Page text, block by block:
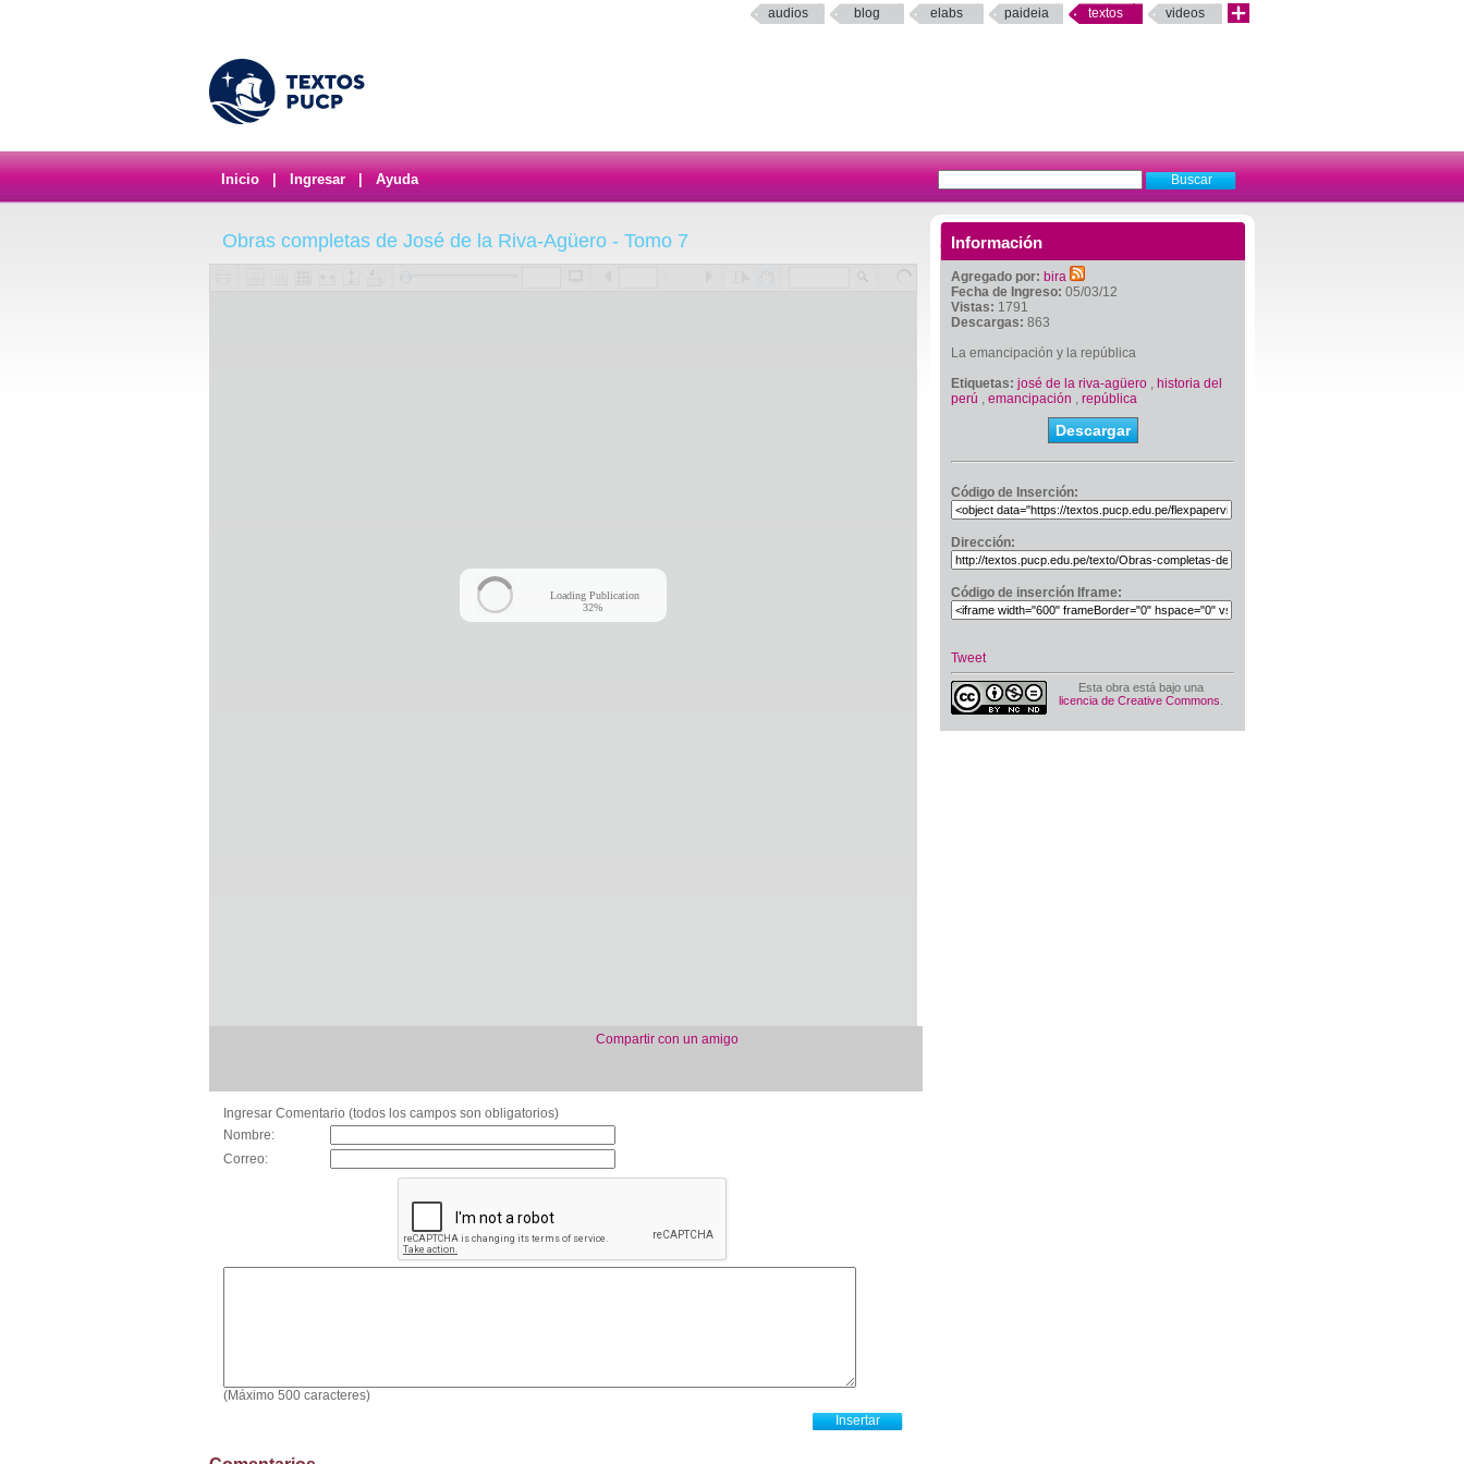
audios blog elabs paideia textos videos
Inicio Ingresar Ayuda
Información
Agregado por: bira
Fecha de Ingreso: 05/03/12
Vistas: 1791
Descargas: 863
La emancipación y la república
Etiquetas: josé de la riva-agüero , historia del
perú , emancipación , república
Descargar
Código de Inserción:
Dirección:
Código de inserción Iframe:
Tweet
Esta obra está bajo una
licencia de Creative Commons
Obras completas de José de la Riva-Agüero - Tomo 7
Loading Publication
34%
Compartir con un amigo
Ingresar Comentario (todos los campos son obligatorios)
Nombre:
Correo:
(Máximo 500 caracteres)